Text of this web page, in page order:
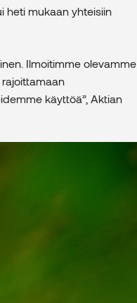
heti mukaan yhteisiin
Ilmoitimme olevamme
käyttöä”, Aktian